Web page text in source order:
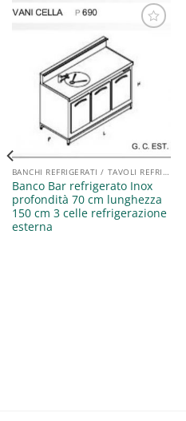
Aggiungi
alla lista
dei
desideri
BANCHI REFRIGERATI / TAVOLI REFRIGERATI / SALADETTE
Banco Bar refrigerato Inox
profondità 70 cm lunghezza
150 cm 3 celle refrigerazione
esterna